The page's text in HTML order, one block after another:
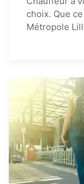
choix. Que
Métropole